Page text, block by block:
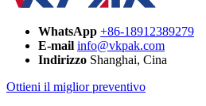
WhatsApp +86-18912389279
E-mail info@vkpak.com
Indirizzo Shanghai, Cina
Ottieni il miglior preventivo